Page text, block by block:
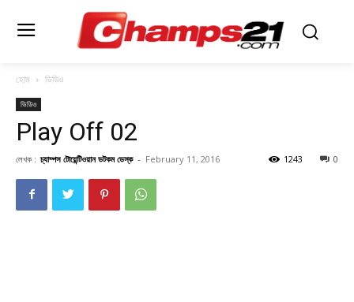
হোম ভিডিও
ভিডিও
Play Off 02
লেখক : চ্যাম্পস টোয়েন্টিওয়ান ডটকম ডেস্ক - February 11, 2016 0
1243